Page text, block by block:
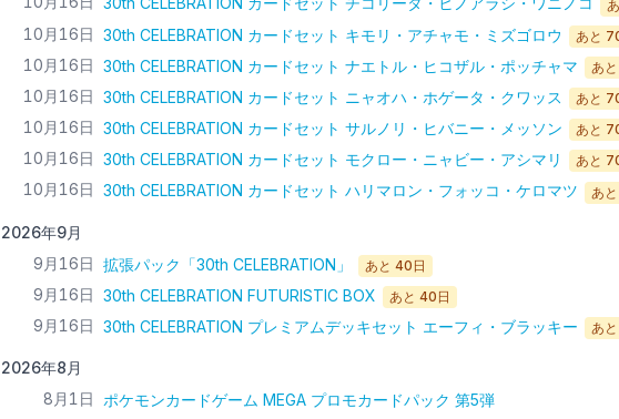
10月16日 30th CELEBRATION カードセット キモリ・アチャモ・ミズゴロウ あと
10月16日 30th CELEBRATION カードセット ナエトル・ヒコザル・ポッチャマ あと
10月16日 30th CELEBRATION カードセット ニャオハ・ホゲータ・クワッス あと
10月16日 30th CELEBRATION カードセット サルノリ・ヒバニー・メッソン あと
10月16日 30th CELEBRATION カードセット モクロー・ニャビー・アシマリ あと
10月16日 30th CELEBRATION カードセット ハリマロン・フォッコ・ケロマツ あと
2026年9月
9月16日 拡張パック「30th CELEBRATION」 あと 40 日
9月16日 30th CELEBRATION FUTURISTIC BOX あと 40 日
9月16日 30th CELEBRATION プレミアムデッキセット エーフィ・ブラッキー あと
2026年8月
8月1日
ポケモンカードゲーム MEGA プロモカードパック 第5弾